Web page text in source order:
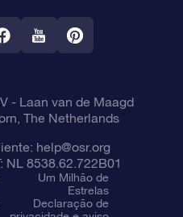
the stars
- Laan van de Maagd
The Netherlands
help@osr.org
NL 8538.62.722B01
Um Milhão de
Estrelas
Declaração de